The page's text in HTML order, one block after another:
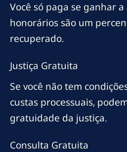
Você só paga se ganhar a
honorários são um
recuperado.
Justiça Gratuita
Se você não tem
custas processuais,
gratuidade da justiça.
Consulta Gratuita